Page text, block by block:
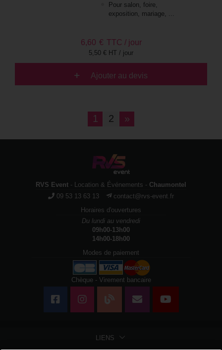
Pour salon, foire,
exposition, mariage, ...
6,60 € TTC / jour
5,50 € HT / jour
Ajouter au devis
1 2 »
RVS Event - Location & Événements - Chaumontel
09 53 13 63 13
contact@rvs-event.fr
Horaires d'ouvertures
Du lundi au vendredi
09h00-13h00
14h00-18h00
Modes de paiement
Chèque - Virement bancaire
LIENS